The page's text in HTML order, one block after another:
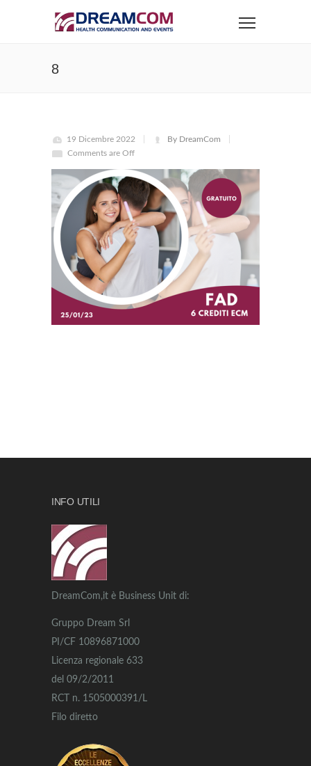
8
19 Dicembre 2022
By DreamCom
Comments are Off
INFO UTILI
DreamCom,it è Business Unit di:
Gruppo Dream Srl
PI/CF 10896871000
Licenza regionale 633
del 09/2/2011
RCT n. 1505000391/L
Filo diretto